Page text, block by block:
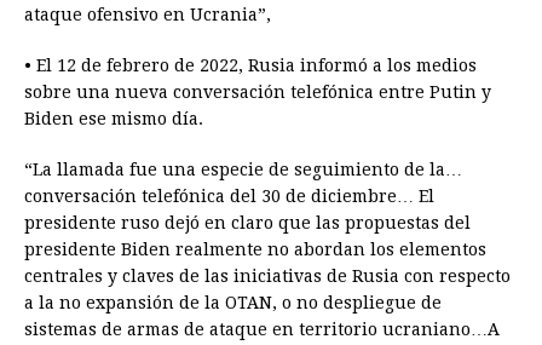
ataque ofensivo en Ucrania”,
• El 12 de febrero de 2022, Rusia informó a los medios
sobre una nueva conversación telefónica entre Putin y
Biden ese mismo día.
“La llamada fue una especie de seguimiento de la…
conversación telefónica del 30 de diciembre… El
presidente ruso dejó en claro que las propuestas del
presidente Biden realmente no abordan los elementos
centrales y claves de las iniciativas de Rusia con respecto
a la no expansión de la OTAN, o no despliegue de
sistemas de armas de ataque en territorio ucraniano…A